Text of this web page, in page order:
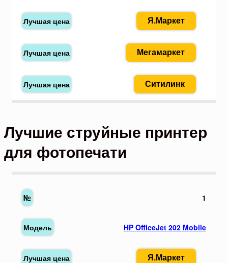
Я.Маркет
Мегамаркет
Ситилинк
Лучшие струйные принтер
для фотопечати
1
HP OfficeJet 202 Mobile
Я.Маркет